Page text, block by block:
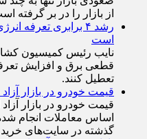
از بازار را در بر گرفته
رشد ۴ برابری
است
نایب رئیس کمیسیون
قطعی برق و افزایش
تعطیل کنند.
قیمت خودرو در بازار آزاد
اساس معاملات انجام
گذشته در سایت‌های